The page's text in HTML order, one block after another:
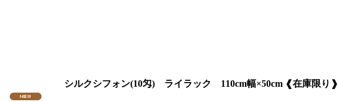
シルクシフォン(10匁) ライラック 110cm幅×50cm ❰在庫限り❱